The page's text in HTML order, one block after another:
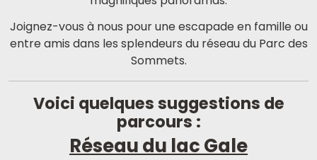
Joignez-vous à nous pour une escapade en famille ou
entre amis dans les splendeurs du réseau du Parc des
Sommets.
Voici quelques suggestions de
parcours :
Réseau du lac Gale